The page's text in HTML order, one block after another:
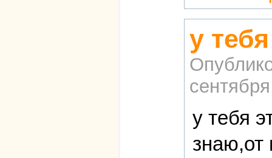
у
у тебя
знаю,от